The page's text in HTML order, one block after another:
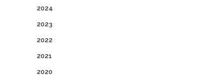
2024
2023
2022
2021
2020